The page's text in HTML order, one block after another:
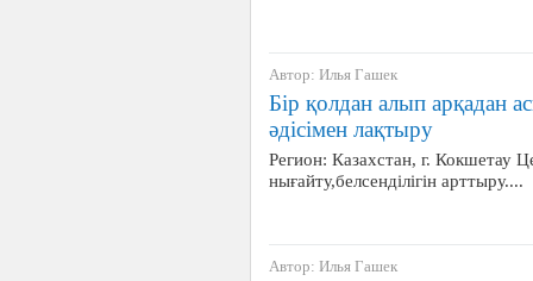
Автор: Илья Гашек
Бір қолдан алып арқадан
әдісімен лақтыру
Регион: Казахстан, г. Кокшетау
нығайту,белсенділігін арттыру....
Автор: Илья Гашек